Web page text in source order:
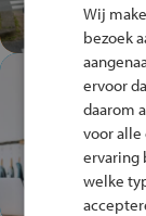
Wij
bezoek
ervoor
daarom
voor alle
ervaring
welke